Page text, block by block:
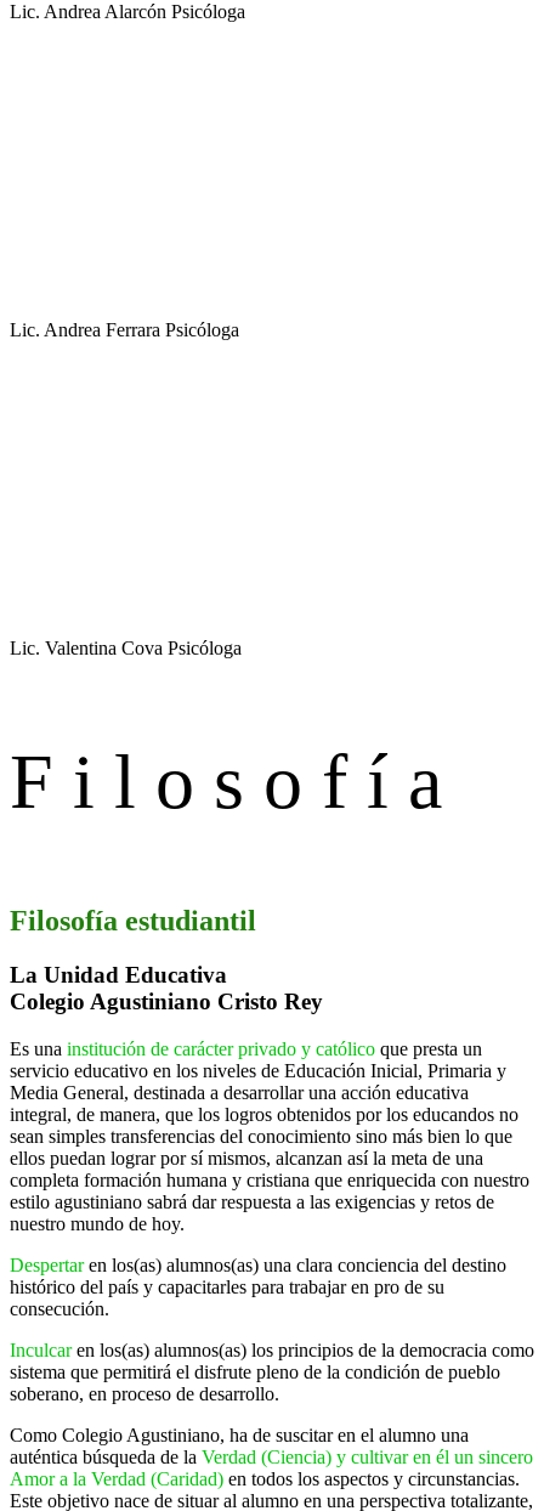
Lic. Andrea Alarcón Psicóloga
Lic. Andrea Ferrara Psicóloga
Lic. Valentina Cova Psicóloga
Filosofía
Filosofía estudiantil
La Unidad Educativa
Colegio Agustiniano Cristo Rey
Es una institución de carácter privado y católico que presta un
servicio educativo en los niveles de Educación Inicial, Primaria y
Media General, destinada a desarrollar una acción educativa
integral, de manera, que los logros obtenidos por los educandos no
sean simples transferencias del conocimiento sino más bien lo que
ellos puedan lograr por sí mismos, alcanzan así la meta de una
completa formación humana y cristiana que enriquecida con nuestro
estilo agustiniano sabrá dar respuesta a las exigencias y retos de
nuestro mundo de hoy.
Despertaren los(as) alumnos(as) una clara conciencia del destino
histórico del país y capacitarles para trabajar en pro de su
consecución.
Inculcaren los(as) alumnos(as) los principios de la democracia como
sistema que permitirá el disfrute pleno de la condición de pueblo
soberano, en proceso de desarrollo.
Como Colegio Agustiniano, ha de suscitar en el alumno una
auténtica búsqueda de la Verdad (Ciencia) y cultivar en él un sincero
Amor a la Verdad (Caridad) en todos los aspectos y circunstancias.
Este objetivo nace de situar al alumno en una perspectiva totalizante,